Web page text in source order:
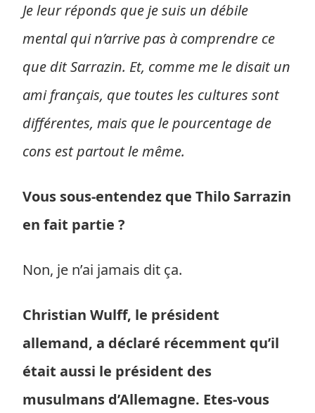
Je leur réponds que je suis un débile
mental qui n’arrive pas à comprendre ce
que dit Sarrazin. Et, comme me le disait un
ami français, que toutes les cultures sont
différentes, mais que le pourcentage de
cons est partout le même.
Vous sous-entendez que Thilo Sarrazin
en fait partie ?
Non, je n’ai jamais dit ça.
Christian Wulff, le président
allemand, a déclaré récemment qu’il
était aussi le président des
musulmans d’Allemagne. Etes-vous